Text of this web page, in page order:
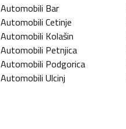
Automobili Bar
Automobili Cetinje
Automobili Kolašin
Automobili Petnjica
Automobili Podgorica
Automobili Ulcinj